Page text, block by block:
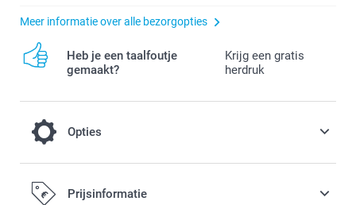
Meer informatie over alle bezorgopties
Heb je een taalfoutje
gemaakt?
Krijg een gratis
herdruk
Opties
Kleureffect
Prijsinformatie